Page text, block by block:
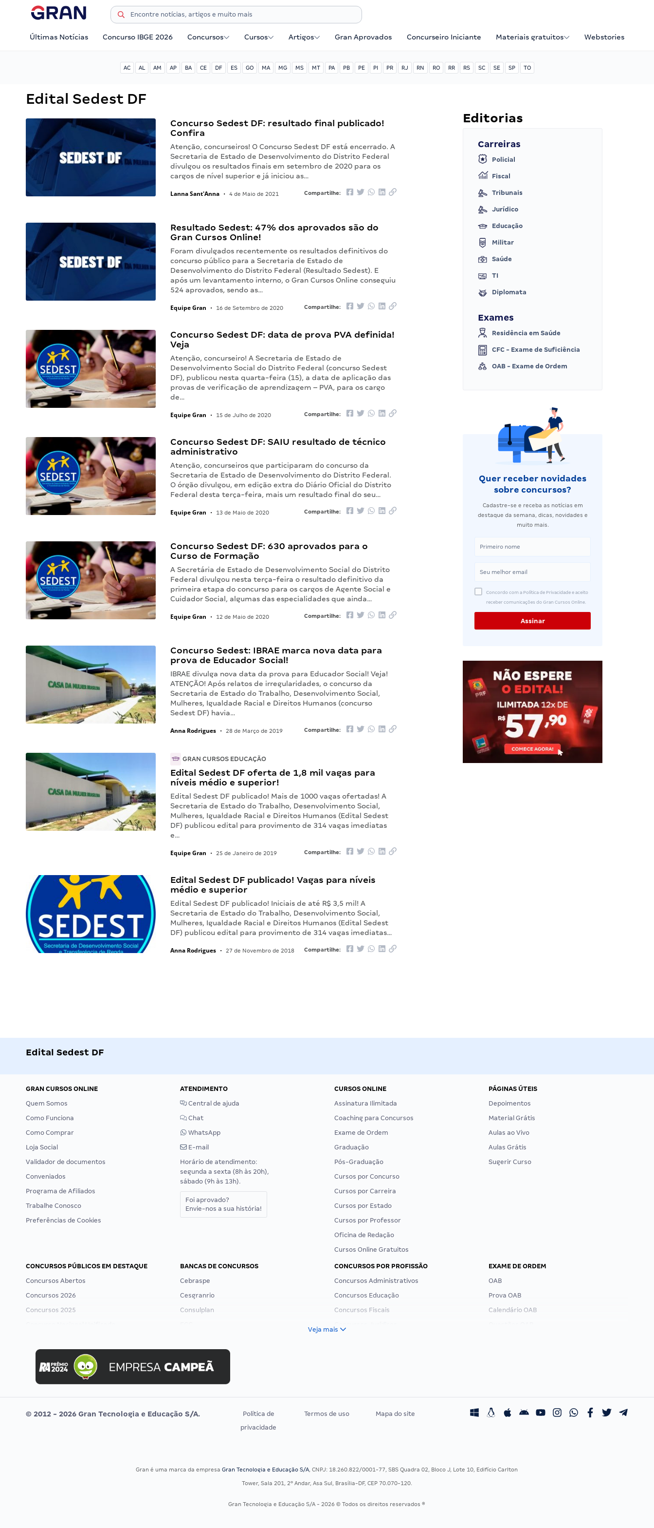
Últimas Notícias Concurso IBGE 2026 Concursos Cursos Artigos Gran Aprovados Concurseiro Iniciante Materiais gratuitos Webstories
AC AL AM AP BA CE DF ES GO MA MG MS MT PA PB PE PI PR RJ RN RO RR RS SC SE SP TO
Edital Sedest DF
Concurso Sedest DF: resultado final publicado!
Confira
Atenção, concurseiros! O Concurso Sedest DF está encerrado. A
Secretaria de Estado de Desenvolvimento do Distrito Federal
divulgou os resultados finais em setembro de 2020 para os
cargos de nível superior e já iniciou as…
Lanna Sant'Anna • 4 de Maio de 2021 Compartilhe:
Resultado Sedest: 47% dos aprovados são do
Gran Cursos Online!
Foram divulgados recentemente os resultados definitivos do
concurso público para a Secretaria de Estado de
Desenvolvimento do Distrito Federal (Resultado Sedest). E
após um levantamento interno, o Gran Cursos Online conseguiu
524 aprovados, sendo as…
Equipe Gran • 16 de Setembro de 2020 Compartilhe:
Concurso Sedest DF: data de prova PVA definida!
Veja
Atenção, concurseiro! A Secretaria de Estado de
Desenvolvimento Social do Distrito Federal (concurso Sedest
DF), publicou nesta quarta-feira (15), a data de aplicação das
provas de verificação de aprendizagem – PVA, para os cargo
de…
Equipe Gran • 15 de Julho de 2020 Compartilhe:
Concurso Sedest DF: SAIU resultado de técnico
administrativo
Atenção, concurseiros que participaram do concurso da
Secretaria de Estado de Desenvolvimento do Distrito Federal.
O órgão divulgou, em edição extra do Diário Oficial do Distrito
Federal desta terça-feira, mais um resultado final do seu…
Equipe Gran • 13 de Maio de 2020 Compartilhe:
Concurso Sedest DF: 630 aprovados para o
Curso de Formação
A Secretária de Estado de Desenvolvimento Social do Distrito
Federal divulgou nesta terça-feira o resultado definitivo da
primeira etapa do concurso para os cargos de Agente Social e
Cuidador Social, algumas das especialidades que ainda…
Equipe Gran • 12 de Maio de 2020 Compartilhe:
Concurso Sedest: IBRAE marca nova data para
prova de Educador Social!
IBRAE divulga nova data da prova para Educador Social! Veja!
ATENÇÃO! Após relatos de irregularidades, o concurso da
Secretaria de Estado do Trabalho, Desenvolvimento Social,
Mulheres, Igualdade Racial e Direitos Humanos (concurso
Sedest DF) havia…
Anna Rodrigues • 28 de Março de 2019 Compartilhe:
GRAN CURSOS EDUCAÇÃO
Edital Sedest DF oferta de 1,8 mil vagas para
níveis médio e superior!
Edital Sedest DF publicado! Mais de 1000 vagas ofertadas! A
Secretaria de Estado do Trabalho, Desenvolvimento Social,
Mulheres, Igualdade Racial e Direitos Humanos (Edital Sedest
DF) publicou edital para provimento de 314 vagas imediatas
e…
Equipe Gran • 25 de Janeiro de 2019 Compartilhe:
Edital Sedest DF publicado! Vagas para níveis
médio e superior
Edital Sedest DF publicado! Iniciais de até R$ 3,5 mil! A
Secretaria de Estado do Trabalho, Desenvolvimento Social,
Mulheres, Igualdade Racial e Direitos Humanos (Edital Sedest
DF) publicou edital para provimento de 314 vagas imediatas…
Anna Rodrigues • 27 de Novembro de 2018 Compartilhe:
Editorias
Carreiras
Policial
Fiscal
Tribunais
Jurídico
Educação
Militar
Saúde
TI
Diplomata
Exames
Residência em Saúde
CFC - Exame de Suficiência
OAB - Exame de Ordem
Quer receber novidades
sobre concursos?
Cadastre-se e receba as notícias em
destaque da semana, dicas, novidades e
muito mais.
Concordo com a Política de Privacidade e aceito
receber comunicações do Gran Cursos Online.
Edital Sedest DF
GRAN CURSOS ONLINE
Quem Somos
Como Funciona
Como Comprar
Loja Social
Validador de documentos
Conveniados
Programa de Afiliados
Trabalhe Conosco
Preferências de Cookies
ATENDIMENTO
Central de ajuda
Chat
WhatsApp
E-mail
Horário de atendimento:
segunda a sexta (8h às 20h),
sábado (9h às 13h).
Foi aprovado?
Envie-nos a sua história!
CURSOS ONLINE
Assinatura Ilimitada
Coaching para Concursos
Exame de Ordem
Graduação
Pós-Graduação
Cursos por Concurso
Cursos por Carreira
Cursos por Estado
Cursos por Professor
Oficina de Redação
Cursos Online Gratuitos
PÁGINAS ÚTEIS
Depoimentos
Material Grátis
Aulas ao Vivo
Aulas Grátis
Sugerir Curso
CONCURSOS PÚBLICOS EM DESTAQUE
Concursos Abertos
Concursos 2026
Concursos 2025
Concurso MPU
Editais publicados
BANCAS DE CONCURSOS
Cebraspe
Cesgranrio
Consulplan
Selecon
Uniase
Vunesp
CONCURSOS POR PROFISSÃO
Concursos Administrativos
Concursos Educação
Concursos Fiscais
Residência Multiprofissional
EXAME DE ORDEM
OAB
Prova OAB
Calendário OAB
Veja mais
© 2012 - 2026 Gran Tecnologia e Educação S/A.
Política de
privacidade
Termos de uso Mapa do site
Gran é uma marca da empresaGran Tecnologia e Educação S/A, CNPJ: 18.260.822/0001-77, SBS Quadra 02, Bloco J, Lote 10, Edifício Carlton
Tower, Sala 201, 2º Andar, Asa Sul, Brasília-DF, CEP 70.070-120.
Gran Tecnologia e Educação S/A - 2026 © Todos os direitos reservados ®